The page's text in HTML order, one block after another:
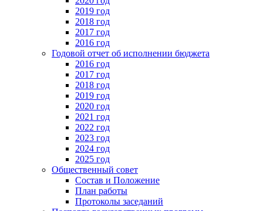
2019 год
2018 год
2017 год
2016 год
Годовой отчет об исполнении бюджета
2016 год
2017 год
2018 год
2019 год
2020 год
2021 год
2022 год
2023 год
2024 год
2025 год
Общественный совет
Состав и Положение
План работы
Протоколы заседаний